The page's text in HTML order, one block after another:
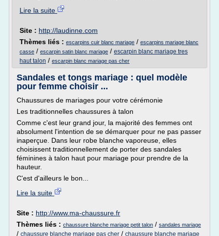
Lire la suite
Site : http://laudinne.com
Thèmes liés : escarpins cuir blanc mariage / escarpins mariage blanc
casse / escarpin satin blanc mariage / escarpin blanc mariage tres
haut talon / escarpin blanc mariage pas cher
Sandales et tongs mariage : quel modèle
pour femme choisir ...
Chaussures de mariages pour votre cérémonie
Les traditionnelles chaussures à talon
Comme c'est leur grand jour, la majorité des femmes ont
absolument l'intention de se démarquer pour ne pas passer
inaperçue. Dans leur robe blanche vaporeuse, elles
choisissent traditionnellement de porter des sandales
féminines à talon haut pour mariage pour prendre de la
hauteur.
C'est d'ailleurs le bon...
Lire la suite
Site : http://www.ma-chaussure.fr
Thèmes liés : chaussure blanche mariage petit talon / sandales mariage
/ chaussure blanche mariage pas cher / chaussure blanche mariage